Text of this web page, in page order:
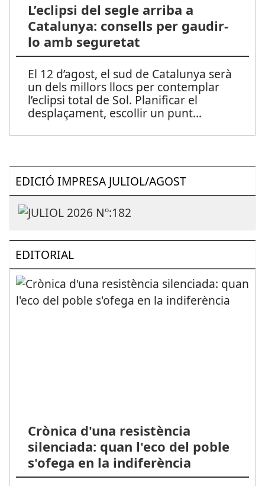
L’eclipsi del segle arriba a
Catalunya: consells per gaudir-
lo amb seguretat
El 12 d’agost, el sud de Catalunya serà
un dels millors llocs per contemplar
l’eclipsi total de Sol. Planificar el
desplaçament, escollir un punt...
EDICIÓ IMPRESA JULIOL/AGOST
EDITORIAL
Crònica d'una resistència
silenciada: quan l'eco del poble
s'ofega en la indiferència